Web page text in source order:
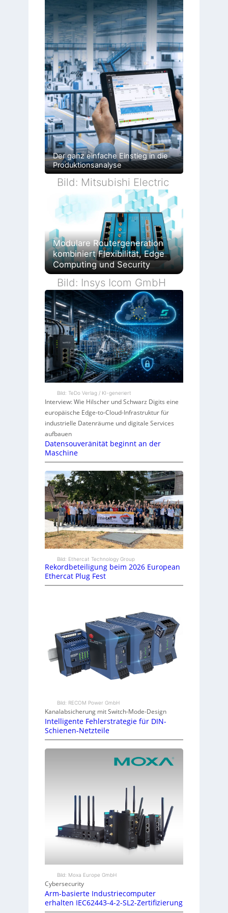
Der ganz einfache Einstieg in die
Produktionsanalyse
Bild: Mitsubishi Electric
Modulare Routergeneration
kombiniert Flexibilität, Edge
Computing und Security
Bild: Insys Icom GmbH
Bild: TeDo Verlag / KI-generiert
Interview: Wie Hilscher und Schwarz Digits eine
europäische Edge-to-Cloud-Infrastruktur für
industrielle Datenräume und digitale Services
aufbauen
Datensouveränität beginnt an der
Maschine
Bild: Ethercat Technology Group
Rekordbeteiligung beim 2026 European
Ethercat Plug Fest
Bild: RECOM Power GmbH
Kanalabsicherung mit Switch-Mode-Design
Intelligente Fehlerstrategie für DIN-
Schienen-Netzteile
Bild: Moxa Europe GmbH
Cybersecurity
Arm-basierte Industriecomputer
erhalten IEC62443-4-2-SL2-Zertifizierung